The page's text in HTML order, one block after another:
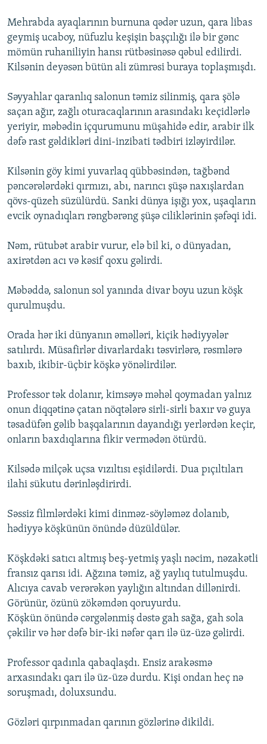
Mehrabda ayaqlarının burnuna qədər uzun, qara libas
geymiş ucaboy, nüfuzlu keşişin başçılığı ilə bir gənc
mömün ruhaniliyin hansı rütbəsinəsə qəbul edilirdi.
Kilsənin deyəsən bütün ali zümrəsi buraya toplaşmışdı.
Səyyahlar qaranlıq salonun təmiz silinmiş, qara şölə
saçan ağır, zağlı oturacaqlarının arasındakı keçidlərlə
yeriyir, məbədin içqurumunu müşahidə edir, arabir ilk
dəfə rast gəldikləri dini-inzibati tədbiri izləyirdilər.
Kilsənin göy kimi yuvarlaq qübbəsindən, tağbənd
pəncərələrdəki qırmızı, abı, narıncı şüşə naxışlardan
qövs-qüzeh süzülürdü. Sanki dünya işığı yox, uşaqların
evcik oynadıqları rəngbərəng şüşə ciliklərinin şəfəqi idi.
Nəm, rütubət arabir vurur, elə bil ki, o dünyadan,
axirətdən acı və kəsif qoxu gəlirdi.
Məbəddə, salonun sol yanında divar boyu uzun köşk
qurulmuşdu.
Orada hər iki dünyanın əməlləri, kiçik hədiyyələr
satılırdı. Müsafirlər divarlardakı təsvirlərə, rəsmlərə
baxıb, ikibir-üçbir köşkə yönəlirdilər.
Professor tək dolanır, kimsəyə məhəl qoymadan yalnız
onun diqqətinə çatan nöqtələrə sirli-sirli baxır və guya
təsadüfən gəlib başqalarının dayandığı yerlərdən keçir,
onların baxdıqlarına fikir vermədən ötürdü.
Kilsədə milçək uçsa vızıltısı eşidilərdi. Dua pıçıltıları
ilahi sükutu dərinləşdirirdi.
Səssiz filmlərdəki kimi dinməz-söyləməz dolanıb,
hədiyyə köşkünün önündə düzüldülər.
Köşkdəki satıcı altmış beş-yetmiş yaşlı nəcim, nəzakətli
fransız qarısı idi. Ağzına təmiz, ağ yaylıq tutulmuşdu.
Alıcıya cavab verərəkən yaylığın altından dillənirdi.
Görünür, özünü zökəmdən qoruyurdu.
Köşkün önündə cərgələnmiş dəstə gah sağa, gah sola
çəkilir və hər dəfə bir-iki nəfər qarı ilə üz-üzə gəlirdi.
Professor qadınla qabaqlaşdı. Ensiz arakəsmə
arxasındakı qarı ilə üz-üzə durdu. Kişi ondan heç nə
soruşmadı, doluxsundu.
Gözləri qırpınmadan qarının gözlərinə dikildi.